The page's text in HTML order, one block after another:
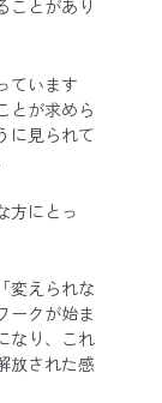
ことがあり
ています
とが求めら
に見られて
方にとっ
変えられな
ークが始ま
なり、これ
放された感